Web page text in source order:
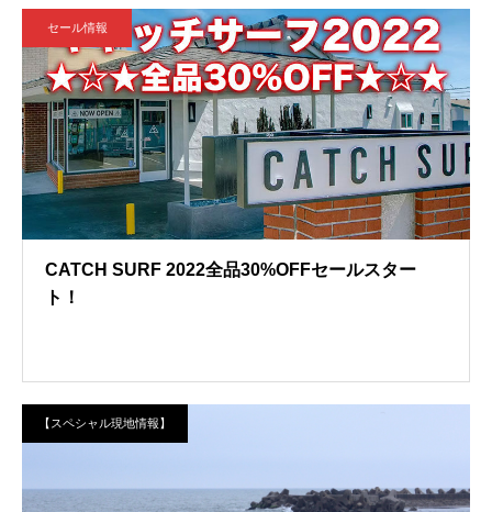
セール情報
CATCH SURF 2022全品30%OFFセールスター
ト！
【スペシャル現地情報】